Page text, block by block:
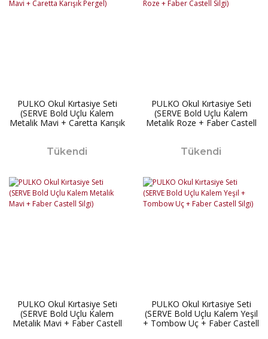
PULKO Okul Kırtasiye Seti
(SERVE Bold Uçlu Kalem
Metalik Mavi + Caretta Karışık
Tükendi
PULKO Okul Kırtasiye Seti
(SERVE Bold Uçlu Kalem
Metalik Roze + Faber Castell
Tükendi
PULKO Okul Kırtasiye Seti
(SERVE Bold Uçlu Kalem
Metalik Mavi + Faber Castell
PULKO Okul Kırtasiye Seti
(SERVE Bold Uçlu Kalem Yeşil
+ Tombow Uç + Faber Castell